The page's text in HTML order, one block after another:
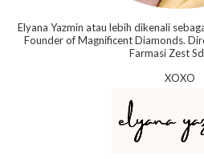
Elyana Yazmin atau lebih dikenali
Founder of Magnificent Diamonds.
Farmasi Zest
XOXO